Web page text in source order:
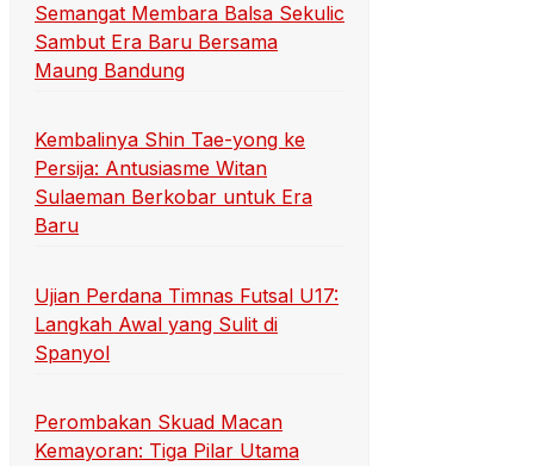
Semangat Membara Balsa Sekulic
Sambut Era Baru Bersama
Maung Bandung
Kembalinya Shin Tae-yong ke
Persija: Antusiasme Witan
Sulaeman Berkobar untuk Era
Baru
Ujian Perdana Timnas Futsal U17:
Langkah Awal yang Sulit di
Spanyol
Perombakan Skuad Macan
Kemayoran: Tiga Pilar Utama